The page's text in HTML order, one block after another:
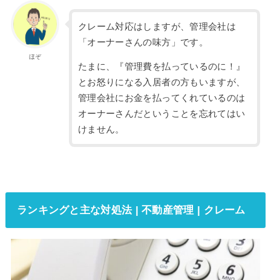
ほぞ
クレーム対応はしますが、管理会社は
「オーナーさんの味方」です。
たまに、『管理費を払っているのに！』
とお怒りになる入居者の方もいますが、
管理会社にお金を払ってくれているのは
オーナーさんだということを忘れてはい
けません。
ランキングと主な対処法 | 不動産管理 | クレーム